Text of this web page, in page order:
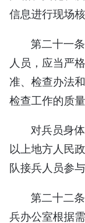
信息进行现场核
第二十一
人员，应当严
准、检查办法
检查工作的质量
对兵员身
以上地方人民
队接兵人员参
第二十二
兵办公室根据